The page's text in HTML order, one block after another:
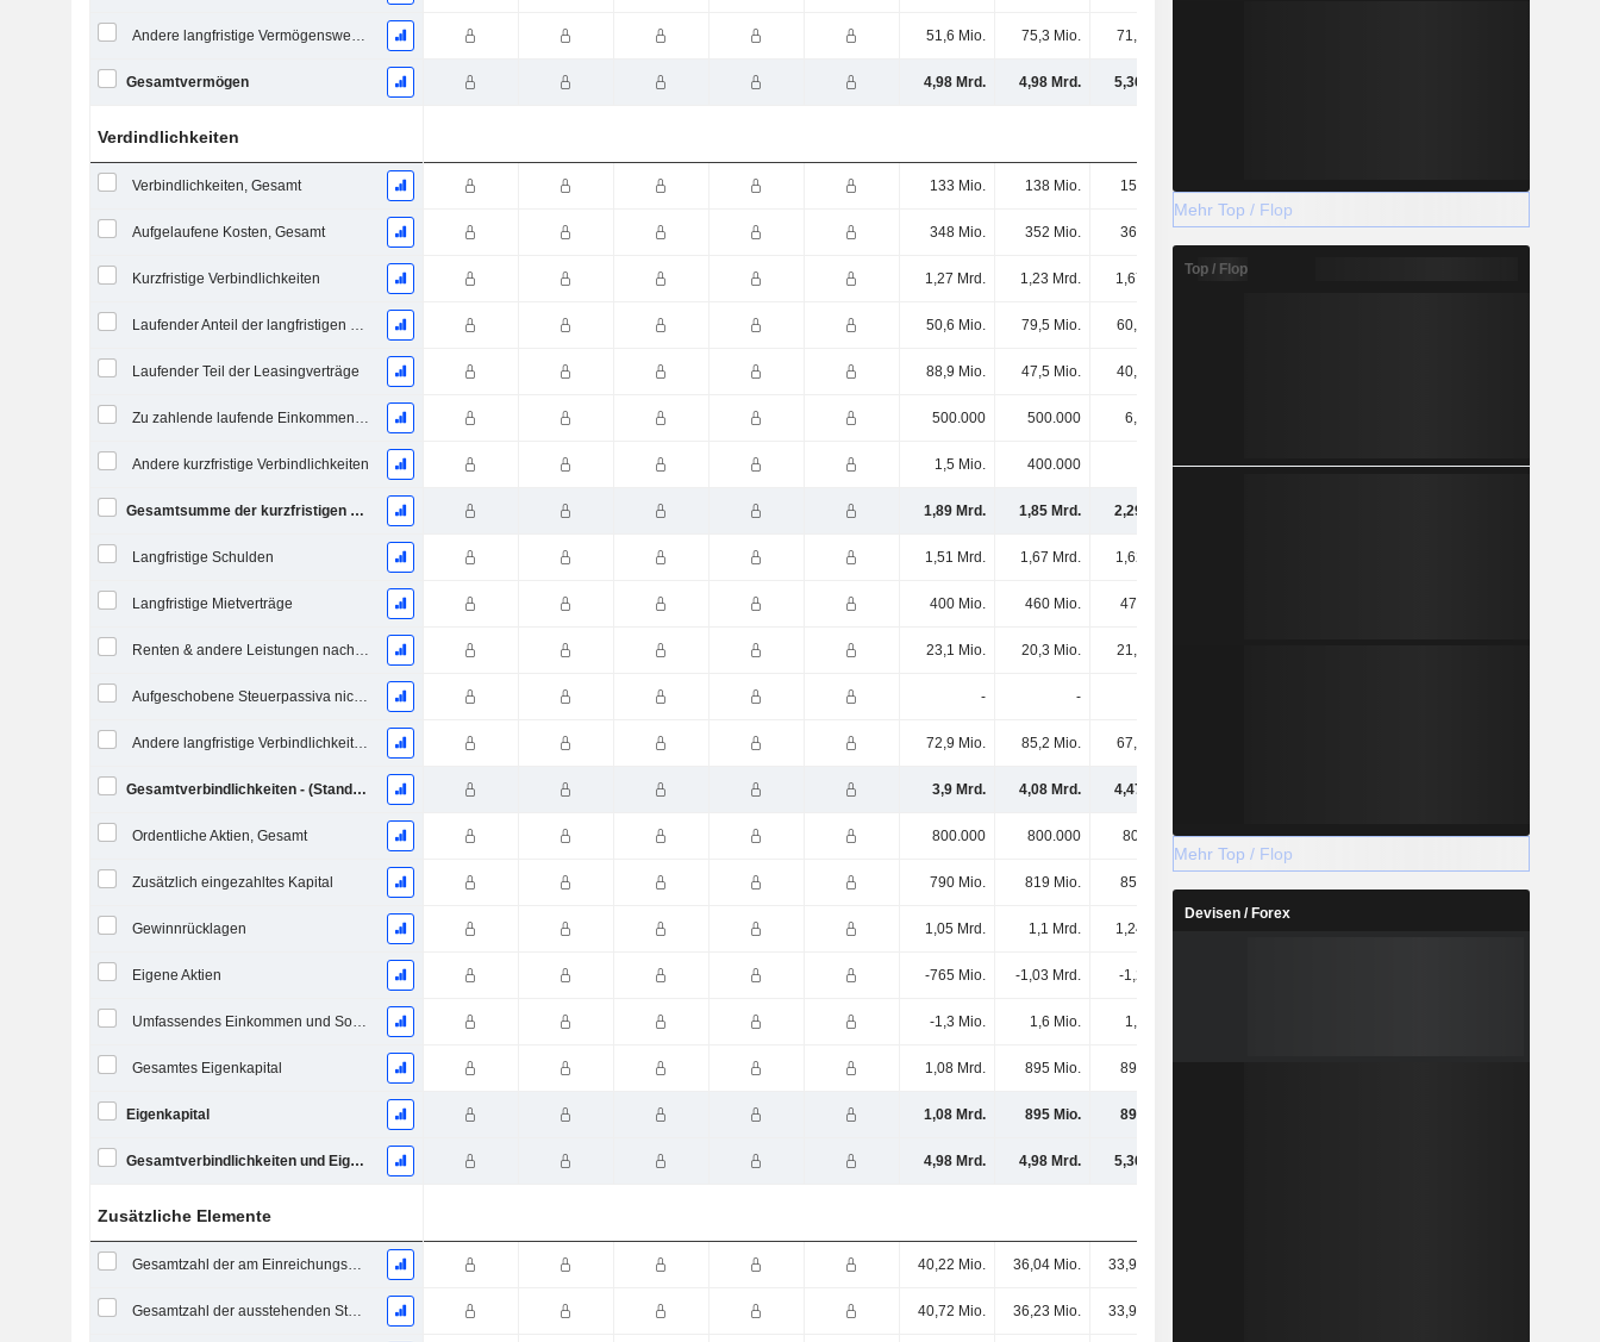
Andere langfristige Vermögenswerte, Gesamt 51,6 Mio. 75,3 Mio. 71,2 Mio.
Gesamtvermögen 4,98 Mrd. 4,98 Mrd. 5,36 Mrd.
Verdindlichkeiten
Verbindlichkeiten, Gesamt 133 Mio. 138 Mio. 150 Mio.
Aufgelaufene Kosten, Gesamt 348 Mio. 352 Mio. 364 Mio. 412 Mio. 409 Mio.
Kurzfristige Verbindlichkeiten 1,27 Mrd. 1,23 Mrd. 1,67 Mrd. 1,94 Mrd.
Laufender Anteil der langfristigen Verschuldung 50,6 Mio. 79,5 Mio. 60,1 Mio.
Laufender Teil der Leasingverträge 88,9 Mio. 47,5 Mio. 40,1 Mio.
Zu zahlende laufende Einkommensteuern 500.000 500.000 6,3 Mio.
Andere kurzfristige Verbindlichkeiten 1,5 Mio. 400.000 - - -
Gesamtsumme der kurzfristigen Verbindlichkeiten 1,89 Mrd. 1,85 Mrd. 2,29 Mrd.
Langfristige Schulden 1,51 Mrd. 1,67 Mrd. 1,62 Mrd.
Langfristige Mietverträge 400 Mio. 460 Mio. 474 Mio.
Renten & andere Leistungen nach dem Ruhestand 23,1 Mio. 20,3 Mio. 21,9 Mio.
Aufgeschobene Steuerpassiva nicht aktuell - -
Andere langfristige Verbindlichkeiten 72,9 Mio. 85,2 Mio. 67,7 Mio.
Gesamtverbindlichkeiten - (Standard / Utility Vorlage) 3,9 Mrd. 4,08 Mrd. 4,47 Mrd.
Ordentliche Aktien, Gesamt 800.000 800.000 800.000 800.000 800.000
Zusätzlich eingezahltes Kapital 790 Mio. 819 Mio. 855 Mio.
Gewinnrücklagen 1,05 Mrd. 1,1 Mrd. 1,24 Mrd.
Eigene Aktien -765 Mio. -1,03 Mrd. -1,2 Mrd.
Umfassendes Einkommen und Sonstiges -1,3 Mio. 1,6 Mio. 1,6 Mio.
Gesamtes Eigenkapital 1,08 Mrd. 895 Mio. 892 Mio.
Eigenkapital 1,08 Mrd. 895 Mio. 892 Mio.
Gesamtverbindlichkeiten und Eigenkapital 4,98 Mrd. 4,98 Mrd. 5,36 Mrd.
Zusätzliche Elemente
Gesamtzahl der am Einreichungsdatum ausstehenden Aktien 40,22 Mio. 36,04 Mio. 33,98 Mio.
Gesamtzahl der ausstehenden Stammaktien 40,72 Mio. 36,23 Mio. 33,96 Mio.
Mehr Top / Flop
Top / Flop
Mehr Top / Flop
Devisen / Forex